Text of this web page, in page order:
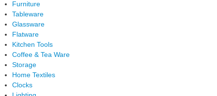
Furniture
Tableware
Glassware
Flatware
Kitchen Tools
Coffee & Tea Ware
Storage
Home Textiles
Clocks